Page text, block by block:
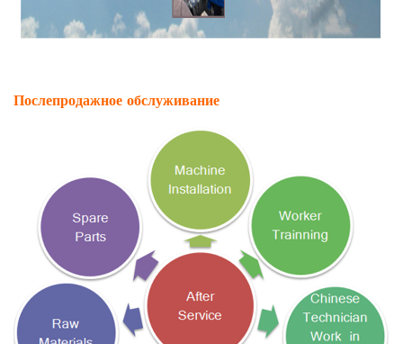
Послепродажное обслуживание